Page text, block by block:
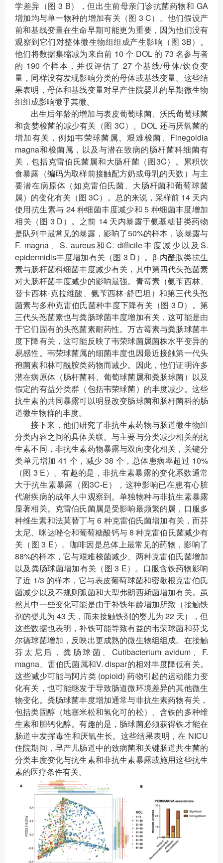
学差异（图 3 B），但出生前母亲门诊抗菌药物和 GA
增加均与单一物种的增加有关（图 3 C）。他们假设产
前和基线变量在生命早期可能更为重要，因为他们没有
观察到它们对整体微生物组组成产生影响（图 3B）。
他们将数据集缩减为来自前 10 个 DOL 的 73 名参与者
的 190 个样本，并仅评估了 27 个基线/母体/饮食变
量，同样没有发现影响分类的母体或基线变量。这些结
果表明，母体和基线变量对早产住院婴儿的早期微生物
组组成影响微乎其微。
出生后年龄的增加与表皮葡萄球菌、沃氏葡萄球菌
和贪婪梭菌的减少有关（图 3C）。DOL 还与厌氧菌的
增加有关，例如韦荣球菌属、艰难梭菌、Finegoldia
magna和梭菌属，以及与潜在致病的肠杆菌科细菌有
关，包括克雷伯氏菌属和大肠杆菌（图3C）。累积饮
食暴露（编码为取样前接触配方奶或母乳的天数）与主
要潜在病原体（如克雷伯氏菌、大肠杆菌和葡萄球菌
属）的变化有关（图 3C）。总的来说，采样前 14 天内
使用抗生素与 24 种细菌丰度减少和 5 种细菌丰度增加
相关（图 3 D）。之前 14 天内暴露于氨基糖苷类药物
是队列中最常见的暴露，影响了50%的样本，该暴露与
F. magna、S. aureus和C. difficile丰度减少以及S.
epidermidis丰度增加有关（图 3 D）。β-内酰胺类抗生
素与肠杆菌科细菌丰度减少有关，其中第四代头孢菌素
对大肠杆菌丰度减少的影响最强。青霉素（氨苄西林、
替卡西林-克拉维酸、氨苄西林-舒巴坦）和第三代头孢
菌素与多种克雷伯氏菌种丰度下降有关（图 3 D）。第
三代头孢菌素也与粪肠球菌丰度增加有关，这可能是由
于它们固有的头孢菌素耐药性。万古霉素与粪肠球菌丰
度下降有关，这可能反映了韦荣球菌属菌株水平变异的
易感性。韦荣球菌属的细菌丰度也因最近接触第一代头
孢菌素和林可酰胺类药物而减少。因此，他们证明许多
潜在病原体（肠杆菌科、葡萄球菌属和粪肠球菌）以及
假定的有益分类群（包括韦荣球菌）的丰度减少。这些
抗生素的共同暴露可以明显改变肠球菌和肠杆菌科的肠
道微生物群的丰度。
接下来，他们研究了非抗生素药物与肠道微生物组
分类内容之间的具体关联。与主要与分类减少相关的抗
生素不同，非抗生素药物暴露与双向变化相关，关键分
类单元增加 41 个，减少 38 个，总体患病率超过 10%
（图 3 E）。有趣的是，非抗生素暴露的变化系数通常
大于抗生素暴露（图3C-E），这种影响已在患有心脏
代谢疾病的成年人中观察到。单独物种与非抗生素暴露
显著相关。克雷伯氏菌属是受影响最频繁的属，口服多
种维生素和法莫替丁与 6 种克雷伯氏菌增加有关，而芬
太尼、咪达唑仑和葡萄糖酸钙与 8 种克雷伯氏菌减少有
关（图 3 E）。咖啡因是总体上最常见的药物，影响了
88%的样本，它与艰难梭菌减少、两种克雷伯氏菌增加
以及粪肠球菌增加有关（图 3 E）。口服含铁药物影响
了近 1/3 的样本，它与表皮葡萄球菌和密歇根克雷伯氏
菌减少以及不规则弧菌和大型弗朗西斯菌增加有关。虽
然其中一些变化可能是由于补铁年龄增加所致（接触铁
剂的婴儿为 43 天，而未接触铁剂的婴儿为 22 天），但
这些数据也表明，补铁可能导致有益的韦荣球菌和芬戈
尔德球菌增加，反映出更成熟的微生物组组成。在接触
芬太尼后，粪肠球菌、Cutibacterium avidum、F.
magna、雷伯氏菌属和V. dispar的相对丰度降低有关。
这些减少可能与阿片类 (opioid) 药物引起的运动能力变
化有关，也可能继发于导致肠道微环境差异的其他微生
物变化。粪肠球菌丰度增加通常与非抗生素药物有关，
包括类固醇（地塞米松和氢化可的松）、含铁的多种维
生素和胆钙化醇。有趣的是，肠球菌必须获得铁才能在
肠道中发挥毒性和厌氧生长。这些结果表明，在 NICU
住院期间，早产儿肠道中的致病菌和关键肠道共生菌的
分类丰度变化与抗生素和非抗生素暴露或施用这些抗生
素的医疗条件有关。